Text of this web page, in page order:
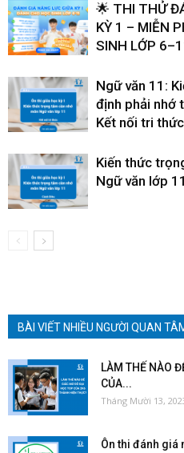
🌟 THI THỬ
KỲ 1 – MIỄN
SINH LỚP
Ngữ văn 11:
định phải nhớ
Kết nối tri thức
Kiến thức
Ngữ văn lớp
BÀI VIẾT NHIỀU NGƯỜI QUAN
LÀM THẾ NÀO
CỦA...
Tháng Mười 13,
Ôn thi đánh giá